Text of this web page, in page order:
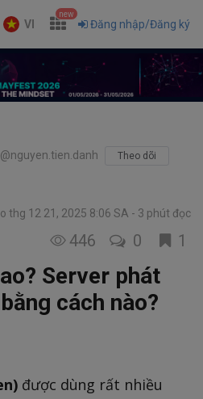
VI
new
Đăng nhập/Đăng ký
@nguyen.tien.danh Theo dõi
thg 12 21, 2025 8:06 SA 3 phút đọc
446 0 1
Server phát
cách nào?
được dùng rất nhiều